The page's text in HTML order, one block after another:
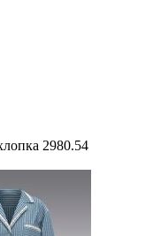
2980.54